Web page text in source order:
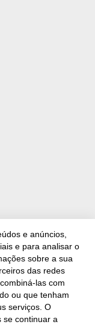
de
e anúncios,
e para analisar o
sobre a sua
das redes
las com
ou que tenham
serviços. O
se continuar a